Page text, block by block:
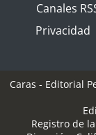
Canales
Privacidad
Caras - Editorial
Registro de